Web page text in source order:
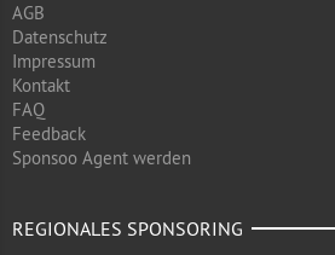
AGB
Datenschutz
Impressum
Kontakt
FAQ
Feedback
Sponsoo Agent werden
REGIONALES SPONSORING